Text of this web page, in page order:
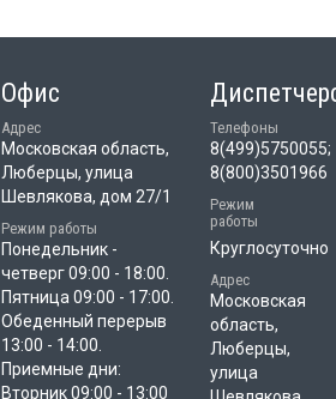
Офис
Адрес
Московская область,
Люберцы, улица
Шевлякова, дом 27/1
Режим работы
Понедельник -
четверг 09:00 - 18:00.
Пятница 09:00 - 17:00.
Обеденный перерыв
13:00 - 14:00.
Приемные дни:
Вторник 09:00 - 13:00
Телефоны
8(499)5750055;
8(800)3501966
Режим
работы
Круглосуточно
Адрес
Московская
область,
Люберцы,
улица